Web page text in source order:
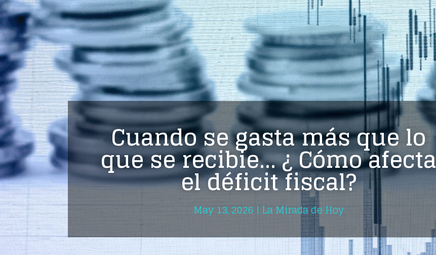
Cuando se gasta más que lo
que se recibie… ¿ Cómo afecta
el déficit fiscal?
May 13, 2026 | La Mirada de Hoy